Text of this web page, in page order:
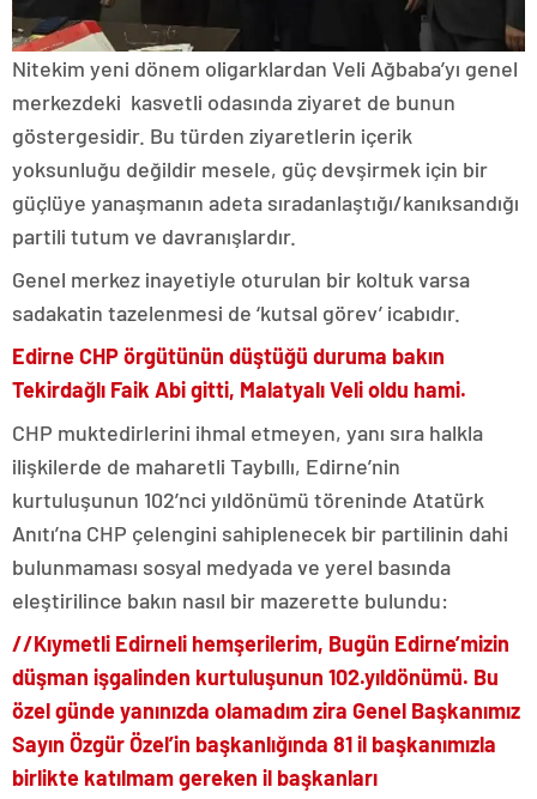
Nitekim yeni dönem oligarklardan Veli Ağbaba’yı genel
merkezdeki kasvetli odasında ziyaret de bunun
göstergesidir. Bu türden ziyaretlerin içerik
yoksunluğu değildir mesele, güç devşirmek için bir
güçlüye yanaşmanın adeta sıradanlaştığı/kanıksandığı
partili tutum ve davranışlardır.
Genel merkez inayetiyle oturulan bir koltuk varsa
sadakatin tazelenmesi de ‘kutsal görev’ icabıdır.
Edirne CHP örgütünün düştüğü duruma bakın
Tekirdağlı Faik Abi gitti, Malatyalı Veli oldu hami.
CHP muktedirlerini ihmal etmeyen, yanı sıra halkla
ilişkilerde de maharetli Taybıllı, Edirne’nin
kurtuluşunun 102’nci yıldönümü töreninde Atatürk
Anıtı’na CHP çelengini sahiplenecek bir partilinin dahi
bulunmaması sosyal medyada ve yerel basında
eleştirilince bakın nasıl bir mazerette bulundu:
//Kıymetli Edirneli hemşerilerim, Bugün Edirne’mizin
düşman işgalinden kurtuluşunun 102.yıldönümü. Bu
özel günde yanınızda olamadım zira Genel Başkanımız
Sayın Özgür Özel’in başkanlığında 81 il başkanımızla
birlikte katılmam gereken il başkanları